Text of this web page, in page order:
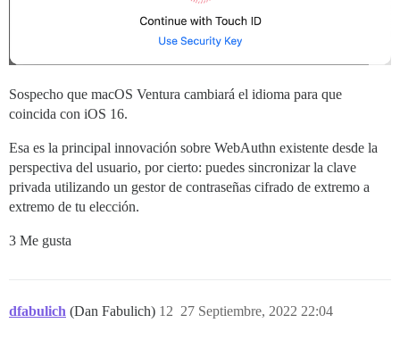
Sospecho que macOS Ventura cambiará el idioma para que
coincida con iOS 16.
Esa es la principal innovación sobre WebAuthn existente desde la
perspectiva del usuario, por cierto: puedes sincronizar la clave
privada utilizando un gestor de contraseñas cifrado de extremo a
extremo de tu elección.
3 Me gusta
dfabulich (Dan Fabulich) 27 Septiembre, 2022 22:04
12